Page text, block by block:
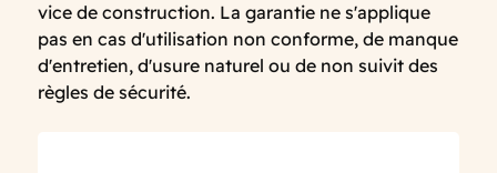
vice de construction. La garantie ne s'applique
pas en cas d'utilisation non conforme, de manque
d'entretien, d'usure naturel ou de non suivit des
règles de sécurité.